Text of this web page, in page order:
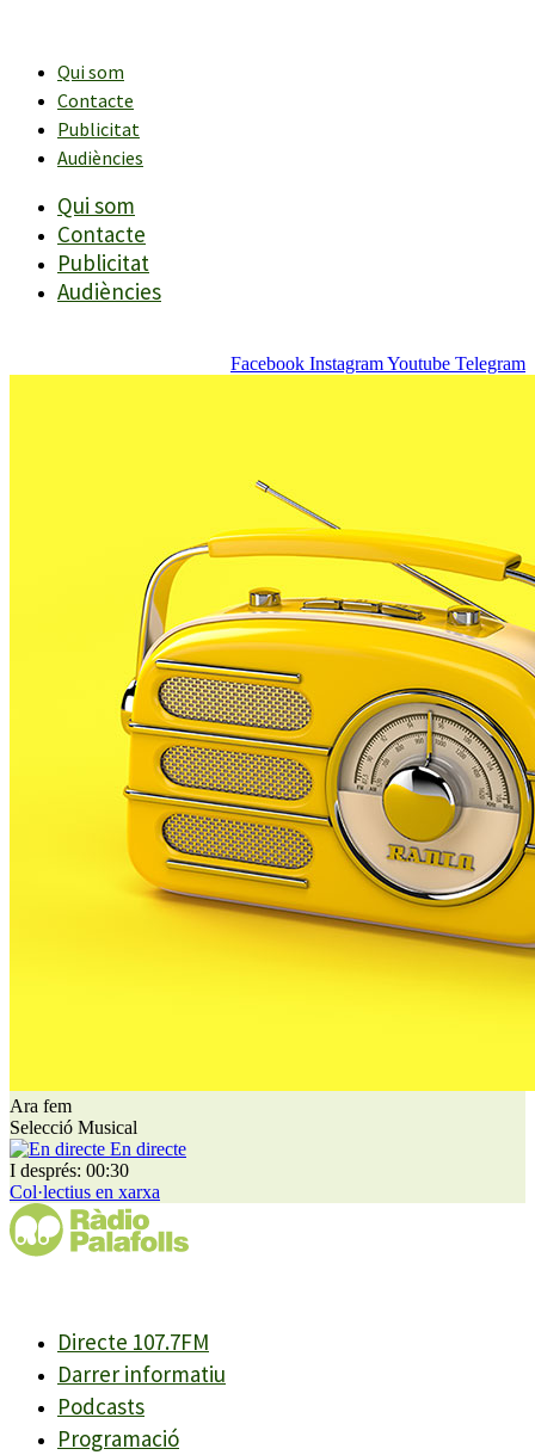
contingutQui som
Contacte
Publicitat
Audiències
Qui som
Contacte
Publicitat
Audiències
Facebook InstagramYoutube Telegram
Ara fem
Selecció Musical
En directe
I després: 00:30
Col·lectius en xarxa
Directe 107.7FM
Darrer informatiu
Podcasts
Programació